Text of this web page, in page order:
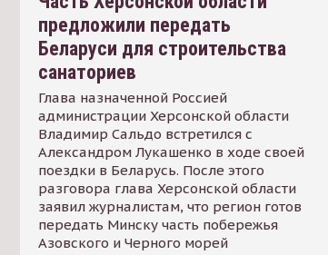
предложили передать
Беларуси для строительства
санаториев
Глава назначенной Россией
администрации Херсонской области
Владимир Сальдо встретился с
Александром Лукашенко в ходе своей
поездки в Беларусь. После этого
разговора глава Херсонской области
заявил журналистам, что регион готов
передать Минску часть побережья
Азовского и Черного морей